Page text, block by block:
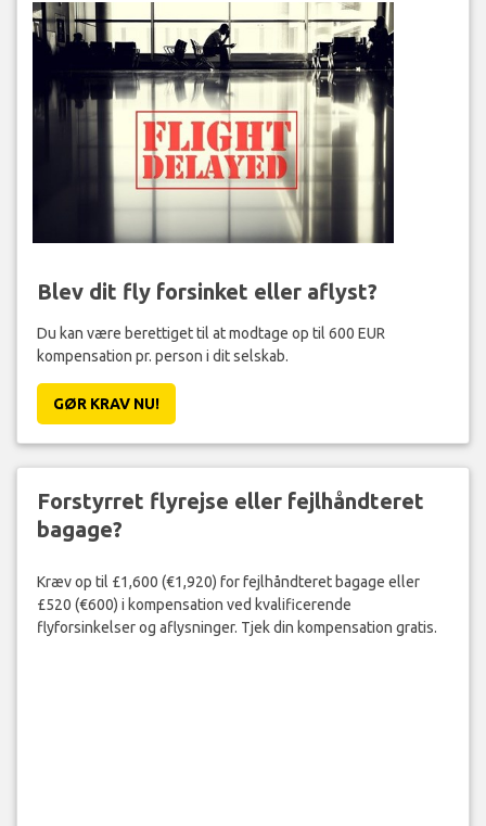
Blev dit fly forsinket eller aflyst?
Du kan være berettiget til at modtage op til 600 EUR
kompensation pr. person i dit selskab.
GØR KRAV NU!
Forstyrret flyrejse eller fejlhåndteret
bagage?
Kræv op til £1,600 (€1,920) for fejlhåndteret bagage eller
£520 (€600) i kompensation ved kvalificerende
flyforsinkelser og aflysninger. Tjek din kompensation gratis.